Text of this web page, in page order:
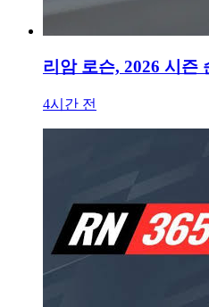
리암 로슨, 2026 시
4시간 전